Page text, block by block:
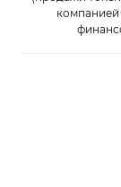
компанией